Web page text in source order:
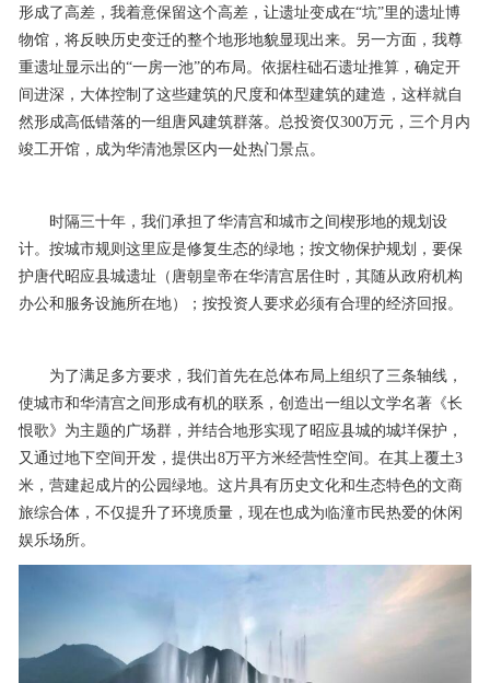
形成了高差，我着意保留这个高差，让遗址变成在“坑”里的遗址博
物馆，将反映历史变迁的整个地形地貌显现出来。另一方面，我尊
重遗址显示出的“一房一池”的布局。依据柱础石遗址推算，确定开
间进深，大体控制了这些建筑的尺度和体型建筑的建造，这样就自
然形成高低错落的一组唐风建筑群落。总投资仅300万元，三个月内
竣工开馆，成为华清池景区内一处热门景点。
时隔三十年，我们承担了华清宫和城市之间楔形地的规划设
计。按城市规则这里应是修复生态的绿地；按文物保护规划，要保
护唐代昭应县城遗址（唐朝皇帝在华清宫居住时，其随从政府机构
办公和服务设施所在地）；按投资人要求必须有合理的经济回报。
为了满足多方要求，我们首先在总体布局上组织了三条轴线，
使城市和华清宫之间形成有机的联系，创造出一组以文学名著《长
恨歌》为主题的广场群，并结合地形实现了昭应县城的城垟保护，
又通过地下空间开发，提供出8万平方米经营性空间。在其上覆土3
米，营建起成片的公园绿地。这片具有历史文化和生态特色的文商
旅综合体，不仅提升了环境质量，现在也成为临潼市民热爱的休闲
娱乐场所。